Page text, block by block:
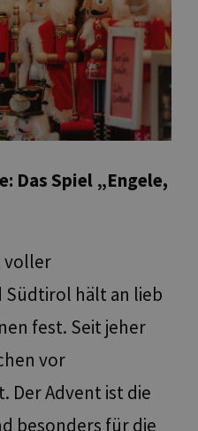
Das Spiel „Engele,
voller
hält an lieb
fest. Seit jeher
vor
Der Advent ist die
besonders für die